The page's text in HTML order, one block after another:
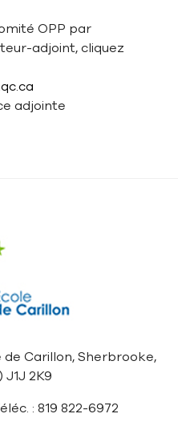
OPP par
adjoint, cliquez
adjointe
de Carillon, Sherbrooke,
2K9
: 819 822-6972